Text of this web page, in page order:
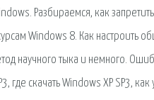
Разбираемся, как
Windows 8. Как настроить
научного тыка и немного.
где скачать Windows XP SP3,